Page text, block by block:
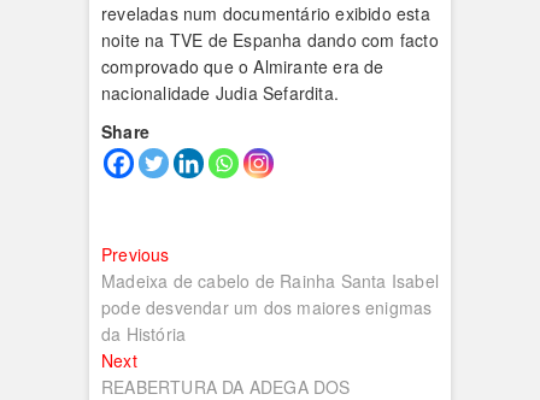
reveladas num documentário exibido esta
noite na TVE de Espanha dando com facto
comprovado que o Almirante era de
nacionalidade Judia Sefardita.
Share
Navegação
de
artigos
PreviousPrevious
post:
Madeixa de cabelo de Rainha Santa Isabel
pode desvendar um dos maiores enigmas
da História
NextNext
post:
REABERTURA DA ADEGA DOS